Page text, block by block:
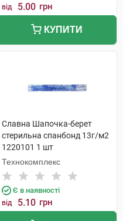
від 5.00 грн
КУПИТИ
Славна Шапочка-берет
стерильна спанбонд 13г/м2
1220101 1 шт
Технокомплекс
Є в наявності
від 5.10 грн